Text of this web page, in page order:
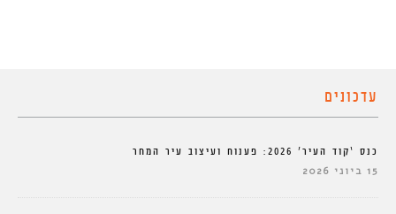
עדכונים
כנס ‘קוד העיר’ 2026: פענוח ועיצוב עיר המחר
15 ביוני 2026